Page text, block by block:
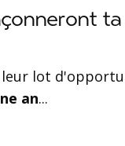
lot
an...